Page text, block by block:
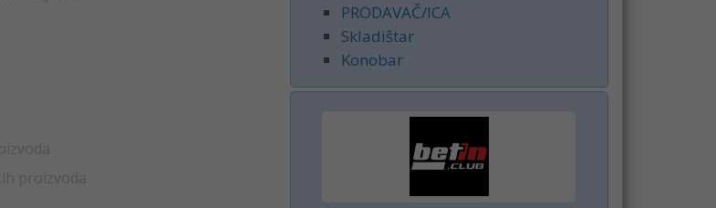
PRODAVAČ/ICA
Skladištar
Konobar